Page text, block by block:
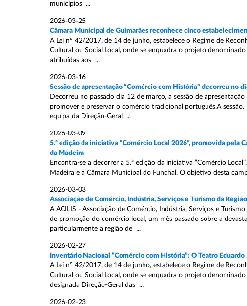
municípios ...
2026-03-25
Câmara Municipal de Guimarães reconhece cinco
A Lei nº 42/2017, de 14 de junho, estabelece o Regime de
Cultural ou Social Local, onde se enquadra o projeto
atribuídas aos ...
2026-03-16
Sessão de apresentação “Comércio com História” decorreu no
Decorreu no passado dia 12 de março, a sessão de
promover e preservar o comércio tradicional português.A
equipa da Direção-Geral ...
2026-03-09
5.ª edição da iniciativa “Comércio Local 2026”, promovida pela
da Madeira
Encontra-se a decorrer a 5.ª edição da iniciativa “Comércio
Madeira e a Câmara Municipal do Funchal. O objetivo desta
2026-03-03
Associação de Comércio, Indústria, Serviços e Turismo da
A ACILIS - Associação de Comércio, Indústria, Serviços e
de promoção do comércio local, um mês passado sobre a
particularmente a região de ...
2026-02-27
Inventário Nacional “Comércio com História”: O Teatro
A Lei nº 42/2017, de 14 de junho, estabelece o Regime de
Cultural ou Social Local, onde se enquadra o projeto
designada Direção-Geral das ...
2026-02-23